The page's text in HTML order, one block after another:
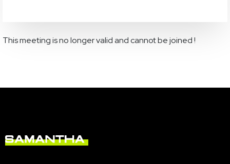
This meeting is no longer valid and cannot be joined !